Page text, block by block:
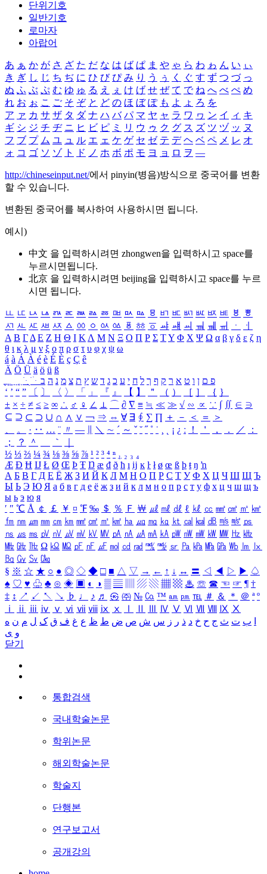
단위기호
일반기호
로마자
아랍어
あ ぁ か が さ ざ た だ な は ば ぱ ま や ゃ ら わ ゎ ん い ぃ
き ぎ し じ ち ぢ に ひ び ぴ み り う ぅ く ぐ す ず つ づ っ
ぬ ふ ぶ ぷ む ゆ ゅ る え ぇ け げ せ ぜ て で ね へ べ ぺ め
れ お ぉ こ ご そ ぞ と ど の ほ ぼ ぽ も よ ょ ろ を
ア ァ カ サ ザ タ ダ ナ ハ バ パ マ ヤ ャ ラ ワ ヮ ン イ ィ キ
ギ シ ジ チ ヂ ニ ヒ ビ ピ ミ リ ウ ゥ ク グ ス ズ ツ ヅ ッ ヌ
フ ブ プ ム ユ ュ ル エ ェ ケ ゲ セ ゼ テ デ ヘ ベ ペ メ レ オ
ォ コ ゴ ソ ゾ ト ド ノ ホ ボ ポ モ ヨ ョ ロ ヲ ―
http://chineseinput.net/에서 pinyin(병음)방식으로 중국어를 변환
할 수 있습니다.
변환된 중국어를 복사하여 사용하시면 됩니다.
예시)
中文 을 입력하시려면 zhongwen을 입력하시고 space를
누르시면됩니다.
北京 을 입력하시려면 beijing을 입력하시고 space를 누르
시면 됩니다.
ㅥ ㅦ ㅧ ㅨ ㅩ ㅪ ㅫ ㅬ ㅭ ㅮ ㅯ ㅰ ㅱ ㅲ ㅳ ㅴ ㅵ ㅶ ㅷ ㅸ
ㅹ
ㅺ ㅻ ㅼ ㅽ ㅾ ㅿ ㆀ ㆁ ㆂ ㆃ ㆄ ㆅ ㆆ ㆇ ㆈ ㆉ ㆊ ㆋ ㆌ ㆍ
ㆎ
Α Β ΓΔ Ε Ζ Η Θ Ι ΚΛ Μ Ν Ξ Ο Π Ρ Σ ΤΥ Φ Χ Ψ Ω α β γ δ ε ζ η
θ ι κ λ μ ν ξ ο π ρ σ τ υ φ χ ψ ω
á à Á À é è É È ç Ç ê
Ä Ö Ü ä ö ü ß
ִֶֹ ֻּ ׁׂ פ ם ן ו ט א ר ק ף ך ל ח י ע כ ג ד ש ץ ת צ מ נ ה ב
‘ ’ “ ” 〔 〕 〈 〉 「 」 『 』 【 】 ＂ （ ） ［ ］ ｛ ｝
± × ÷ ≠ ≤ ≥ ∞ ∴ ♂ ♀ ∠ ⊥ ⌒ ∂ ∇ ≡ ≒ ≪ ≫ √ ∽ ∝ ∵ ∫ ∬ ∈ ∋
⊆ ⊇ ⊂ ⊃ ∪ ∩ ∧ ∨ ￢ ⇒ ⇔ ∀ ∃ ∮ ∑ ∏ ＋ － ＜ ＝
＞
、
。 · ‥ … ¨ 〃 ― ＼ ∼ ´ ～ ˇ ˘ ˝ ˚ ˙ ¸ ¡ ¿ ː ！ ＇ ， ． ／
：
；
？ ＾ ｀
½ ⅓ ⅔ ¼ ¾ ⅛ ⅜ ⅝ ⅞ ¹ ² ³ ⁴ ⁿ ₁ ₂ ₃ ₄
Æ Ð Ħ Ĳ Ł Ø Œ Þ Ŧ Ŋ æ đ ð ħ ı ĳ ĸ ŀ ł ø œ ß þ ŧ ŋ ŉ
А Б В Г Д Е Ё Ж З И Й К Л М Н О П Р С Т У Ф Х Ц Ч Ш Щ Ъ
Ы Ь Э Ю Я а б в г д е ё ж з и й к л м н о п р с т у ф х ц ч ш щ ъ
ы ь э ю я
′ ″ ℃ Å ￠ ￡ ￥ ¤ ℉ ‰ ＄ ％ Ｆ ￦ ㎕ ㎖ ㎗ ℓ ㎘ ㏄ ㎣ ㎤ ㎥ ㎦
㎙ ㎚ ㎛ ㎜ ㎝ ㎞ ㎟ ㎠ ㎡ ㎢ ㏊ ㎍ ㎎ ㎏ ㏏ ㎈ ㎉ ㏈ ㎧ ㎨ ㎰
㎱ ㎲ ㎳ ㎴ ㎵ ㎶ ㎷ ㎸ ㎹ ㎀ ㎁ ㎂ ㎃ ㎄ ㎺ ㎻ ㎽ ㎾ ㎿ ㎐ ㎑
㎒ ㎓ ㎔ Ω ㏀ ㏁ ㎊ ㎋ ㎌ ㏖ ㏅ ㎭ ㎮ ㎯ ㏛ ㎩ ㎪ ㎫ ㎬ ㏝ ㏐
㏓
㏃ ㏉ ㏜ ㏆
§ ※ ☆ ★ ○ ● ◎ ◇ ◆ □ ■ △ ▽ → ← ↑ ↓ ↔ 〓 ◁ ◀ ▷ ▶ ♤
♠ ♡ ♥ ♧ ♣ ⊙ ◈ ▣ ◐ ◑ ▒ ▤ ▨ ▧ ▦ ▩ ♨ ☏ ☎ ☜ ☞ ¶ †
‡ ↕ ↗ ↙ ↖ ↘ ♭ ♩ ♪ ♬ ㉿ ㈜ № ㏇ ™ ㏂ ㏘ ℡ ＃ ＆ ＊ ＠ ª º
ⅰ
ⅱ ⅲ ⅳ ⅴ ⅵ ⅶ ⅷ ⅸ ⅹ Ⅳ Ⅴ Ⅵ Ⅶ Ⅷ Ⅸ Ⅹ
ب ت ث ج ح خ د ذ ر ز س ش ص ض ط ظ ع غ ف ق ک ل م ن ه
و ی
닫기
통합검색
국내학술논문
학위논문
해외학술논문
학술지
단행본
연구보고서
공개강의